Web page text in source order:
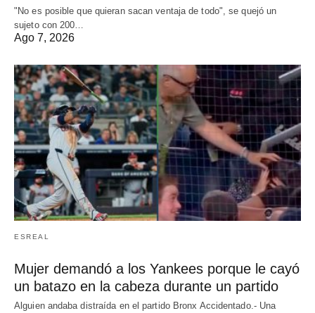
"No es posible que quieran sacan ventaja de todo", se quejó un
sujeto con 200…
Ago 7, 2026
ESREAL
Mujer demandó a los Yankees porque le cayó
un batazo en la cabeza durante un partido
Alguien andaba distraída en el partido Bronx Accidentado.- Una